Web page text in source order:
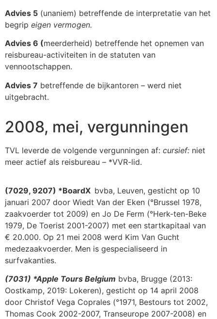
Advies 5 (unaniem) betreffende de interpretatie van het
begrip eigen vermogen.
Advies 6 (meerderheid) betreffende het opnemen van
reisbureau-activiteiten in de statuten van
vennootschappen.
Advies 7 betreffende de bijkantoren – werd niet
uitgebracht.
2008, mei, vergunningen
TVL leverde de volgende vergunningen af: cursief: niet
meer actief als reisbureau – *VVR-lid.
(7029, 9207) *BoardX bvba, Leuven, gesticht op 10
januari 2007 door Wiedt Van der Eken (°Brussel 1978,
zaakvoerder tot 2009) en Jo De Ferm (°Herk-ten-Beke
1979, De Toerist 2001-2007) met een startkapitaal van
€ 20.000. Op 21 mei 2008 werd Kim Van Gucht
medezaakvoerder. Men is gespecialiseerd in
surfvakanties.
(7031) *Apple Tours Belgium bvba, Brugge (2013:
Oostkamp, 2019: Lokeren), gesticht op 14 april 2008
door Christof Vega Coprales (°1971, Bestours tot 2002,
Thomas Cook 2002-2007, Transeurope 2007-2008) en